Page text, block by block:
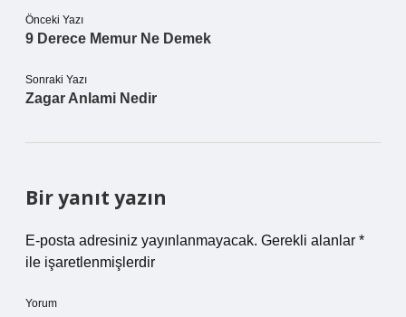
Önceki Yazı
9 Derece Memur Ne Demek
Sonraki Yazı
Zagar Anlami Nedir
Bir yanıt yazın
E-posta adresiniz yayınlanmayacak. Gerekli alanlar *
ile işaretlenmişlerdir
Yorum